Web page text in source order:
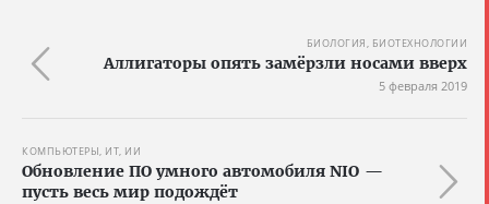
БИОЛОГИЯ, БИОТЕХНОЛОГИИ
Аллигаторы опять замёрзли носами вверх
5 февраля 2019
КОМПЬЮТЕРЫ, ИТ, ИИ
Обновление ПО умного автомобиля NIO —
пусть весь мир подождёт